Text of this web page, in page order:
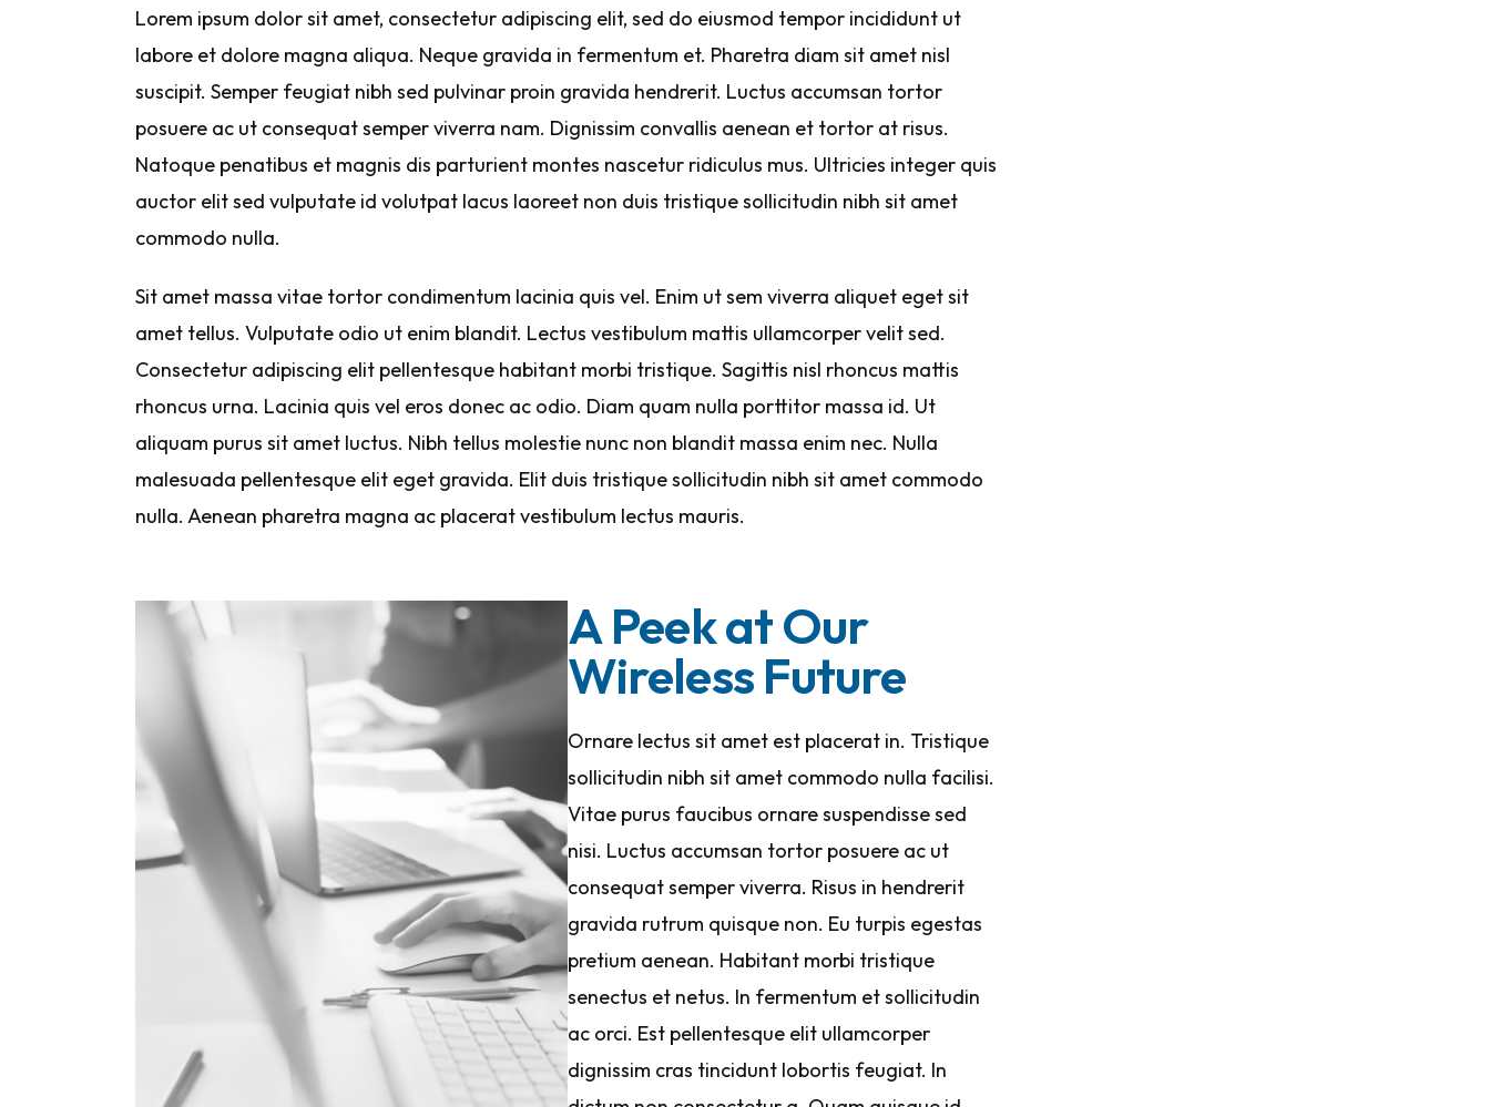
Lorem ipsum dolor sit amet, consectetur adipiscing elit, sed do eiusmod tempor incididunt ut
labore et dolore magna aliqua. Neque gravida in fermentum et. Pharetra diam sit amet nisl
suscipit. Semper feugiat nibh sed pulvinar proin gravida hendrerit. Luctus accumsan tortor
posuere ac ut consequat semper viverra nam. Dignissim convallis aenean et tortor at risus.
Natoque penatibus et magnis dis parturient montes nascetur ridiculus mus. Ultricies integer quis
auctor elit sed vulputate id volutpat lacus laoreet non duis tristique sollicitudin nibh sit amet
commodo nulla.
Sit amet massa vitae tortor condimentum lacinia quis vel. Enim ut sem viverra aliquet eget sit
amet tellus. Vulputate odio ut enim blandit. Lectus vestibulum mattis ullamcorper velit sed.
Consectetur adipiscing elit pellentesque habitant morbi tristique. Sagittis nisl rhoncus mattis
rhoncus urna. Lacinia quis vel eros donec ac odio. Diam quam nulla porttitor massa id. Ut
aliquam purus sit amet luctus. Nibh tellus molestie nunc non blandit massa enim nec. Nulla
malesuada pellentesque elit eget gravida. Elit duis tristique sollicitudin nibh sit amet commodo
nulla. Aenean pharetra magna ac placerat vestibulum lectus mauris.
A Peek at Our
Wireless Future
Ornare lectus sit amet est placerat in. Tristique
sollicitudin nibh sit amet commodo nulla facilisi.
Vitae purus faucibus ornare suspendisse sed
nisi. Luctus accumsan tortor posuere ac ut
consequat semper viverra. Risus in hendrerit
gravida rutrum quisque non. Eu turpis egestas
pretium aenean. Habitant morbi tristique
senectus et netus. In fermentum et sollicitudin
ac orci. Est pellentesque elit ullamcorper
dignissim cras tincidunt lobortis feugiat. In